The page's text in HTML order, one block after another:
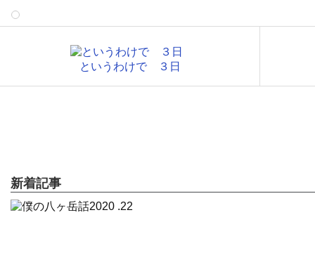
というわけで ３日
新着記事